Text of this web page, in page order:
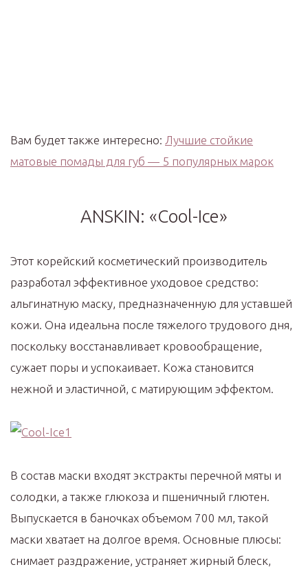
Вам будет также интересно: Лучшие стойкие
матовые помады для губ — 5 популярных марок
ANSKIN: «Cool-Ice»
Этот корейский косметический производитель
разработал эффективное уходовое средство:
альгинатную маску, предназначенную для уставшей
кожи. Она идеальна после тяжелого трудового дня,
поскольку восстанавливает кровообращение,
сужает поры и успокаивает. Кожа становится
нежной и эластичной, с матирующим эффектом.
В состав маски входят экстракты перечной мяты и
солодки, а также глюкоза и пшеничный глютен.
Выпускается в баночках объемом 700 мл, такой
маски хватает на долгое время. Основные плюсы:
снимает раздражение, устраняет жирный блеск,